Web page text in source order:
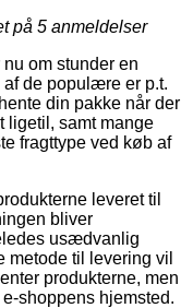
på 5 anmeldelser
om stunder en
de populære er p.t.
din pakke når der
ligetil, samt mange
fragttype ved køb af
leveret til
bliver
usædvanlig
til levering vil
produkterne, men
shoppens hjemsted.